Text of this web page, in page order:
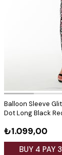
Balloon Sleeve
Dot Long Black
₺1.099,00
BUY 4 PAY 3